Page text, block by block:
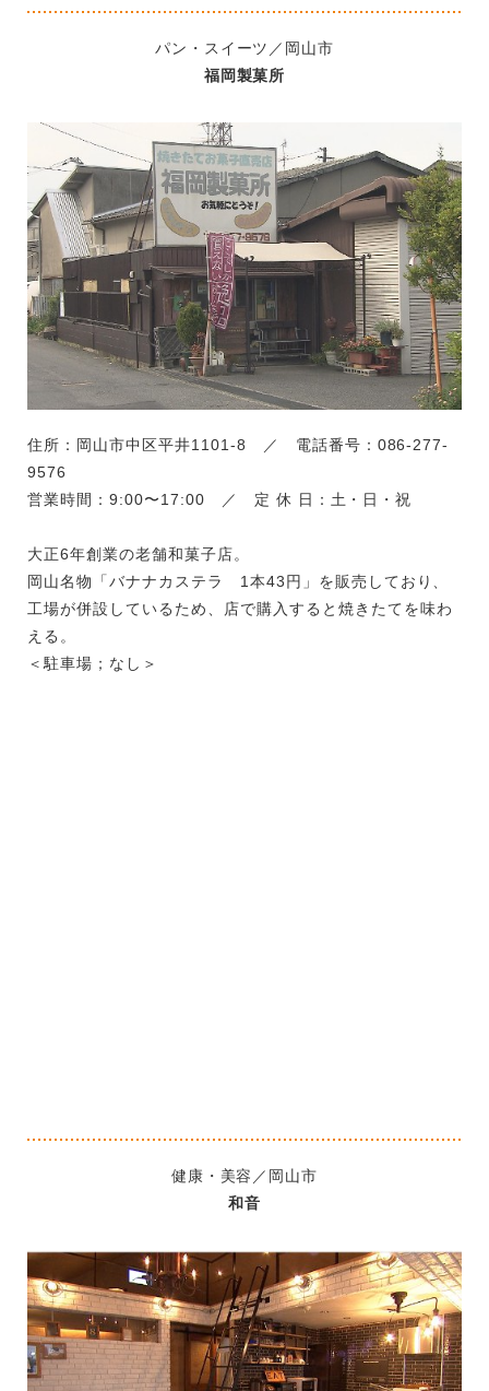
パン・スイーツ／岡山市
福岡製菓所
住所：岡山市中区平井1101-8 ／ 電話番号：086-277-
9576
営業時間：9:00〜17:00 ／ 定 休 日：土・日・祝
大正6年創業の老舗和菓子店。
岡山名物「バナナカステラ 1本43円」を販売しており、
工場が併設しているため、店で購入すると焼きたてを味わ
える。
＜駐車場；なし＞
健康・美容／岡山市
和音